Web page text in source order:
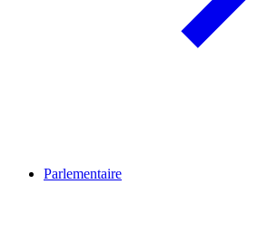
Parlementaire